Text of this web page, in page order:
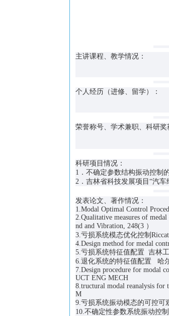
主讲课程、教学情况：
有限元程序
个人经历（进修、留学）：
荣誉称号、学术兼职、科研奖
科研项目情况：
1．不确定参数结构振动
2．吉林省科技发展项目“汽车
发表论文、著作情况：
1.Modal Optimal Control
2.Qualitative measures of
nd and Vibration,
3.亏损系统模态优化控制
4.Design method for medal
5.亏损系统特征值配置
6.退化系统的特征值配
7.Design procedure for modal
UCT ENG MECH
8.tructural modal reanalysis
M
9.亏损系统振动模态的
10.不确定性参数系统振